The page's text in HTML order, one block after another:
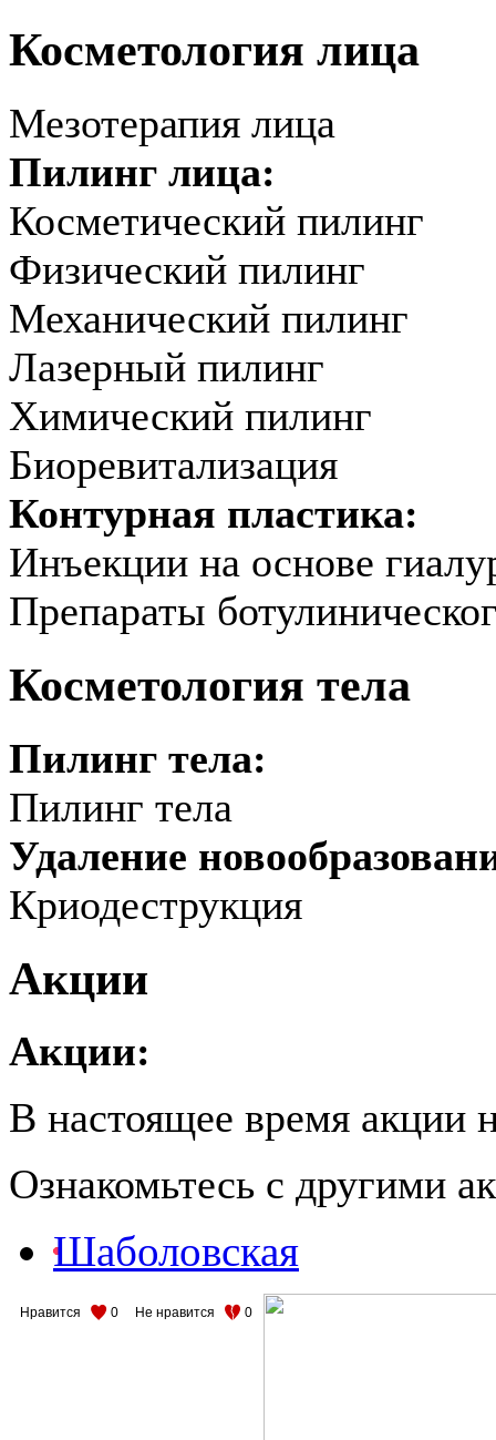
Косметология лица
Мезотерапия лица
Пилинг лица:
Косметический пилинг
Физический пилинг
Механический пилинг
Лазерный пилинг
Химический пилинг
Биоревитализация
Контурная пластика:
Инъекции на основе
Препараты
Косметология тела
Пилинг тела:
Пилинг тела
Удаление
Криодеструкция
Акции
Акции:
В настоящее время акции
Ознакомьтесь с другими
Шаболовская
Нравится 0 Не нравится 0